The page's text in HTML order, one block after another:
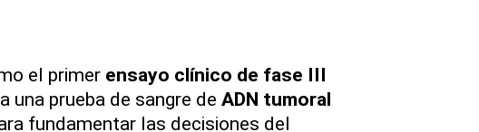
el primer ensayo clínico de fase III
una prueba de sangre de ADN tumoral
fundamentar las decisiones del